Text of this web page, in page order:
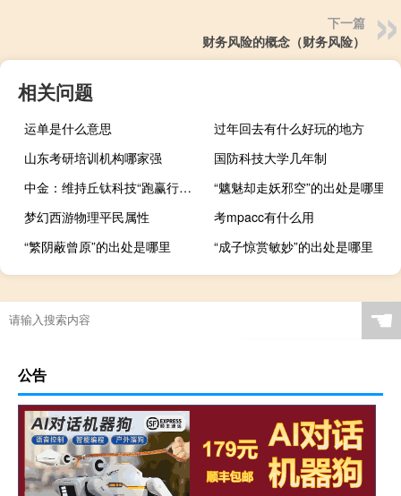
下一篇
财务风险的概念（财务风险）
相关问题
运单是什么意思
过年回去有什么好玩的地方
山东考研培训机构哪家强
国防科技大学几年制
中金：维持丘钛科技“跑赢行业”评级 目标价降至4港元
“魑魅却走妖邪空”的出处是哪里
梦幻西游物理平民属性
考mpacc有什么用
“繁阴蔽曾原”的出处是哪里
“成子惊赏敏妙”的出处是哪里
☚
公告